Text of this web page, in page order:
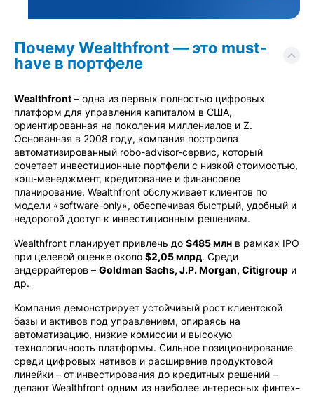
Почему Wealthfront — это must-
have в портфеле
Wealthfront – одна из первых полностью цифровых
платформ для управления капиталом в США,
ориентированная на поколения миллениалов и Z.
Основанная в 2008 году, компания построила
автоматизированный robo-advisor-сервис, который
сочетает инвестиционные портфели с низкой стоимостью,
кэш-менеджмент, кредитование и финансовое
планирование. Wealthfront обслуживает клиентов по
модели «software-only», обеспечивая быстрый, удобный и
недорогой доступ к инвестиционным решениям.
Wealthfront планирует привлечь до $485 млн в рамках IPO
при целевой оценке около $2,05 млрд. Среди
андеррайтеров – Goldman Sachs, J.P. Morgan, Citigroup и
др.
Компания демонстрирует устойчивый рост клиентской
базы и активов под управлением, опираясь на
автоматизацию, низкие комиссии и высокую
технологичность платформы. Сильное позиционирование
среди цифровых нативов и расширение продуктовой
линейки – от инвестирования до кредитных решений –
делают Wealthfront одним из наиболее интересных финтех-